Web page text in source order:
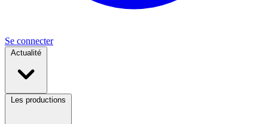
Se connecter
Actualité
Les productions